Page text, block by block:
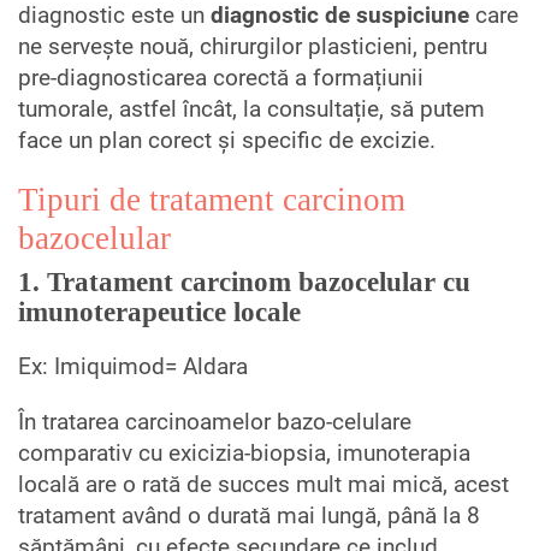
diagnostic este un diagnostic de suspiciune care
ne servește nouă, chirurgilor plasticieni, pentru
pre-diagnosticarea corectă a formațiunii
tumorale, astfel încât, la consultație, să putem
face un plan corect și specific de excizie.
Tipuri de tratament carcinom
bazocelular
1. Tratament carcinom bazocelular cu
imunoterapeutice locale
Ex: Imiquimod= Aldara
În tratarea carcinoamelor bazo-celulare
comparativ cu exicizia-biopsia, imunoterapia
locală are o rată de succes mult mai mică, acest
tratament având o durată mai lungă, până la 8